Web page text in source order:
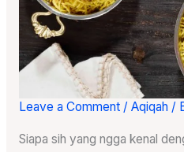
Leave a Comment / Aqiqah/
Siapa sih yang ngga kenal
Ingin
Buat